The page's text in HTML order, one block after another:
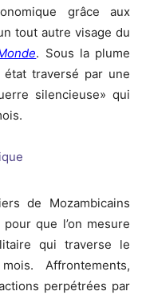
grâce aux
tout autre visage du
. Sous la plume
état traversé par une
silencieuse» qui
de Mozambicains
que l’on mesure
qui traverse le
Affrontements,
perpétrées par